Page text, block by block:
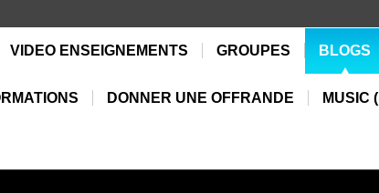
VIDEO ENSEIGNEMENTS GROUPES BLOGS
DONNER UNE OFFRANDE MUSIC